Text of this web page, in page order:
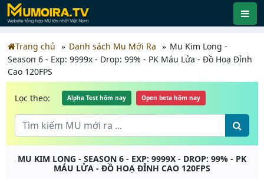
Trang chủ Danh sách Mu Mới Ra
Mu Kim Long -
Season 6 - Exp: 9999x - Drop: 99% - PK Máu Lửa - Đồ Hoạ Đỉnh
Cao 120FPS
Lọc theo: Alpha Test hôm nay Open beta hôm nay
MU KIM LONG - SEASON 6 - EXP: 9999X - DROP: 99% - PK
MÁU LỬA - ĐỒ HOẠ ĐỈNH CAO 120FPS